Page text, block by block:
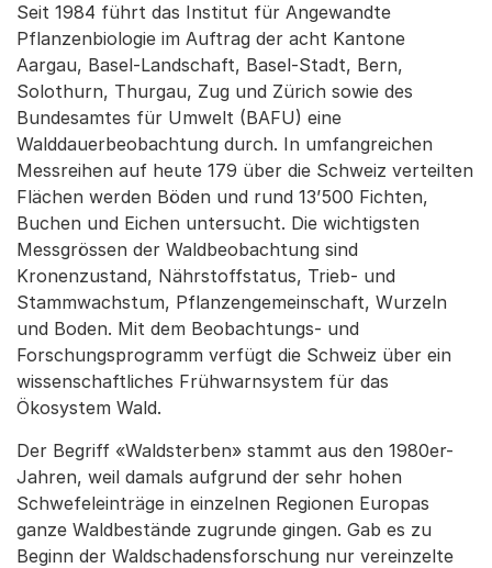
Seit 1984 führt das Institut für Angewandte
Pflanzenbiologie im Auftrag der acht Kantone
Aargau, Basel-Landschaft, Basel-Stadt, Bern,
Solothurn, Thurgau, Zug und Zürich sowie des
Bundesamtes für Umwelt (BAFU) eine
Walddauerbeobachtung durch. In umfangreichen
Messreihen auf heute 179 über die Schweiz verteilten
Flächen werden Böden und rund 13’500 Fichten,
Buchen und Eichen untersucht. Die wichtigsten
Messgrössen der Waldbeobachtung sind
Kronenzustand, Nährstoffstatus, Trieb- und
Stammwachstum, Pflanzengemeinschaft, Wurzeln
und Boden. Mit dem Beobachtungs- und
Forschungsprogramm verfügt die Schweiz über ein
wissenschaftliches Frühwarnsystem für das
Ökosystem Wald.
Der Begriff «Waldsterben» stammt aus den 1980er-
Jahren, weil damals aufgrund der sehr hohen
Schwefeleinträge in einzelnen Regionen Europas
ganze Waldbestände zugrunde gingen. Gab es zu
Beginn der Waldschadensforschung nur vereinzelte